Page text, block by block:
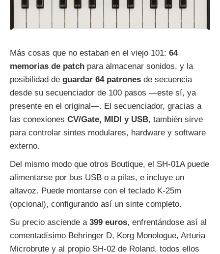
Más cosas que no estaban en el viejo 101: 64
memorias de patch para almacenar sonidos, y la
posibilidad de guardar 64 patrones de secuencia
desde su secuenciador de 100 pasos —este sí, ya
presente en el original—. El secuenciador, gracias a
las conexiones CV/Gate, MIDI y USB, también sirve
para controlar sintes modulares, hardware y software
externo.
Del mismo modo que otros Boutique, el SH-01A puede
alimentarse por bus USB o a pilas, e incluye un
altavoz. Puede montarse con el teclado K-25m
(opcional), configurando así un sinte completo.
Su precio asciende a 399 euros, enfrentándose así al
comentadísimo Behringer D, Korg Monologue, Arturia
Microbrute y al propio SH-02 de Roland, todos ellos